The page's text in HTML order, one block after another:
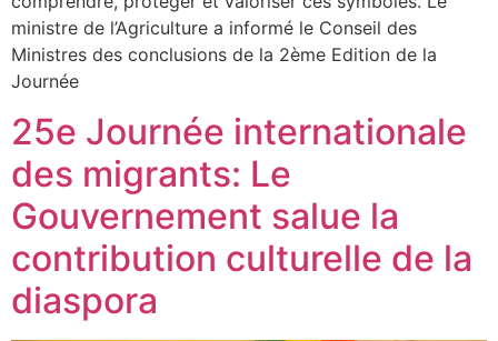
ministre de l’Agriculture a informé le Conseil des
Ministres des conclusions de la 2ème Edition de la
Journée
25e Journée internationale
des migrants: Le
Gouvernement salue la
contribution culturelle de la
diaspora